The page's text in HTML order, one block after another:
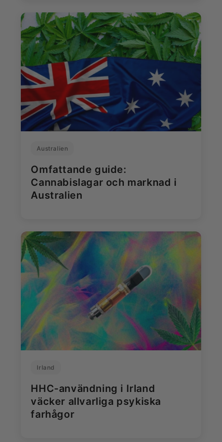
Australien
Omfattande guide:
Cannabislagar och marknad i
Australien
Irland
HHC-användning i Irland
väcker allvarliga psykiska
farhågor